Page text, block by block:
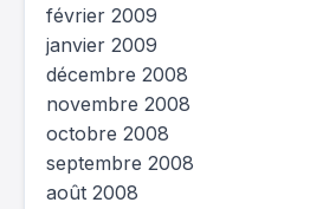
février 2009
janvier 2009
décembre 2008
novembre 2008
octobre 2008
septembre 2008
août 2008